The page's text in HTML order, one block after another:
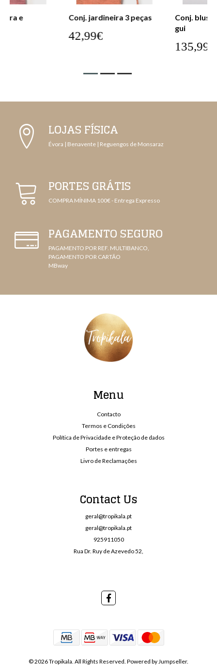
Conj. jardineira 3 peças
Conj. blusa/calça culotte
LOJAS FÍSICA
Évora | Benavente | Reguengos de Monsaraz
PORTES GRÁTIS
COMPRA MÍNIMA 100€ - Entrega Expresso
PAGAMENTO SEGURO
PAGAMENTO POR REF. MULTIBANCO,
PAGAMENTO POR CARTÃO
MBway
Menu
Contacto
Termos e Condições
Política de Privacidade e Proteção de dados
Portes e entregas
Livro de Reclamações
Contact Us
geral@tropikala.pt
geral@tropikala.pt
925911050
Rua Dr. Ruy de Azevedo 52,
© 2026 Tropikala. All Rights Reserved. Powered by Jumpseller.